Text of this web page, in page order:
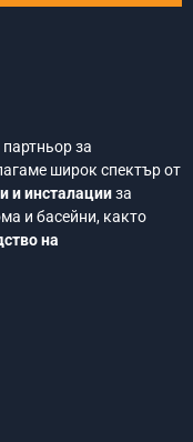
за
широк спектър от
и инсталацииза
и басейни, както
на